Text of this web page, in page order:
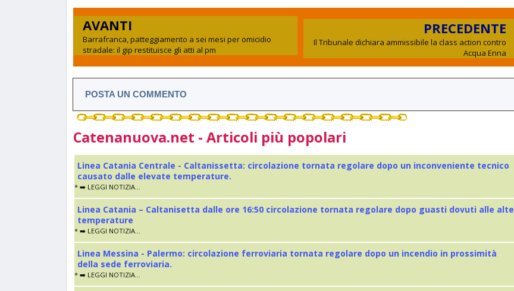
AVANTI
Barrafranca, patteggiamento a sei mesi per omicidio
stradale: il gip restituisce gli atti al pm
PRECEDENTE
Il Tribunale dichiara ammissibile la class action contro
Acqua Enna
POSTA UN COMMENTO
Catenanuova.net - Articoli più popolari
Linea Catania Centrale - Caltanissetta: circolazione tornata regolare dopo un inconveniente tecnico
causato dalle elevate temperature.
* ➡️ LEGGI NOTIZIA...
Linea Catania – Caltanisetta dalle ore 16:50 circolazione tornata regolare dopo guasti dovuti alle alte
temperature
* ➡️ LEGGI NOTIZIA...
Linea Messina - Palermo: circolazione ferroviaria tornata regolare dopo un incendio in prossimità
della sede ferroviaria.
* ➡️ LEGGI NOTIZIA...